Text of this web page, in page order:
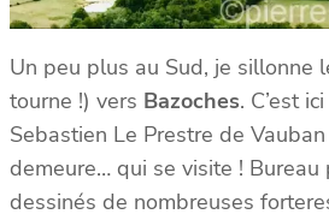
Un peu plus au Sud, je sillonne
tourne !) vers Bazoches. C’est
Sebastien Le Prestre de
demeure… qui se visite !
dessinés de nombreuses